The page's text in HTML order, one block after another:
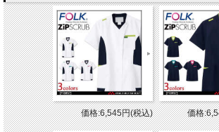
価格:6,545円(税込) 価格